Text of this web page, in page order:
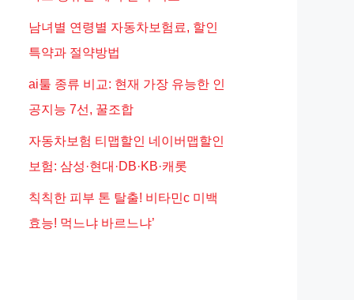
남녀별 연령별 자동차보험료, 할인
특약과 절약방법
ai툴 종류 비교: 현재 가장 유능한 인
공지능 7선, 꿀조합
자동차보험 티맵할인 네이버맵할인
보험: 삼성·현대·DB·KB·캐롯
칙칙한 피부 톤 탈출! 비타민c 미백
효능! 먹느냐 바르느냐’